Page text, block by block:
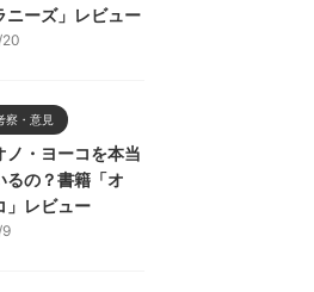
ニーズ」レビュー
察・意見
ノ・ヨーコを本当
るの？書籍「オ
」レビュー